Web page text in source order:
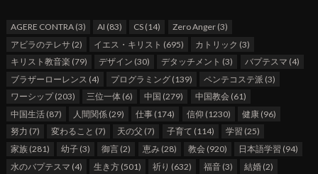
AGERE CONTRA(3) AI (83) CS (14) Zero Anger(3)
アビラのテレサ(2) イエス・キリスト (695) カトリック (3)
キリスト教音楽 (79) デザイン (30) デタッチメント (3) バプテスマ (4)
ブラザーローレンス (4) プログラミング (139) ペンテコステ派 (3)
ワーシップ(203) 三位一体 (6) 中国 (279) 中国教会(61)
中国生活(87) 人間関係 (29) 仕事 (174) 信仰 (1230) 健康(96)
努力 (7) 変わること (7) 天の父 (7) 子育て (114) 学習 (25)
家族(281) 幼子 (3) 御言 (2) 恵み(28) 教会(920) 日本語学習 (94)
水のバプテスマ (4) 生き方 (501) 祈り (632) 福音(3) 結婚(2)